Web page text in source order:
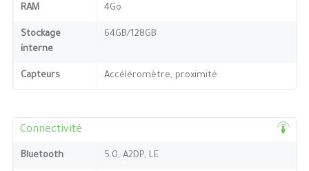
RAM 4Go
Stockage
interne
64GB/128GB
Capteurs Accéléromètre, proximité
Connectivité
Bluetooth 5.0, A2DP, LE